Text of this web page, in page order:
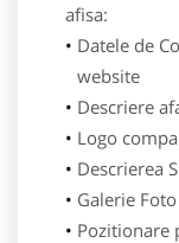
afisa:
Datele de
website
Descriere
Logo
Descrierea
Galerie Foto
Pozitionare